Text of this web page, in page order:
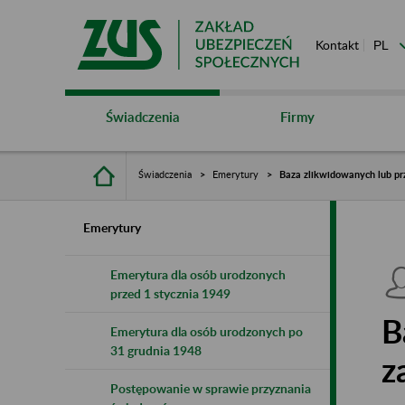
Kontakt
Świadczenia Firmy
Świadczenia Emerytury Baza zlikwidowanych lub
Emerytury
Emerytura dla osób urodzonych
przed 1 stycznia 1949
Emerytura dla osób urodzonych po
31 grudnia 1948
Postępowanie w sprawie przyznania